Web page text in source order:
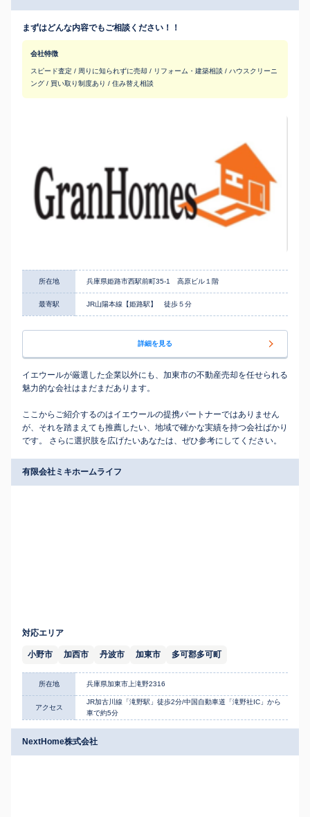
まずはどんな内容でもご相談ください！！
会社特徴
スピード査定 / 周りに知られずに売却 / リフォーム・建築相談 / ハウスクリーニ
ング / 買い取り制度あり / 住み替え相談
所在地 兵庫県姫路市西駅前町35-1 高原ビル１階
最寄駅 JR山陽本線【姫路駅】 徒歩５分
詳細を見る
イエウールが厳選した企業以外にも、加東市の不動産売却を任せられる
魅力的な会社はまだまだあります。
ここからご紹介するのはイエウールの提携パートナーではありません
が、それを踏まえても推薦したい、地域で確かな実績を持つ会社ばかり
です。 さらに選択肢を広げたいあなたは、ぜひ参考にしてください。
有限会社ミキホームライフ
対応エリア
小野市 加西市 丹波市 加東市 多可郡多可町
所在地 兵庫県加東市上滝野2316
アクセス
JR加古川線「滝野駅」徒歩2分/中国自動車道「滝野社IC」から
車で約5分
NextHome株式会社